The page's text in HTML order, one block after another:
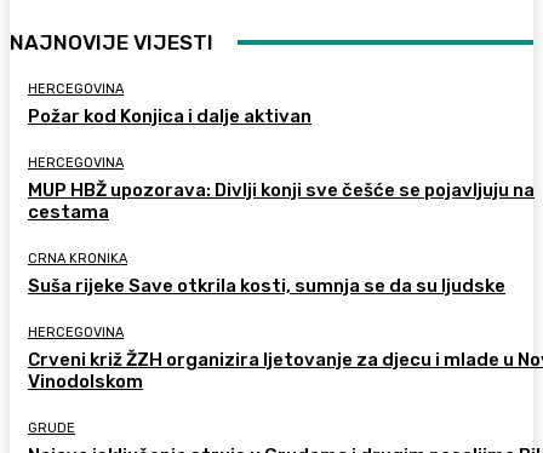
NAJNOVIJE VIJESTI
HERCEGOVINA
Požar kod Konjica i dalje aktivan
HERCEGOVINA
MUP HBŽ upozorava: Divlji konji sve češće se pojavljuju na
cestama
CRNA KRONIKA
Suša rijeke Save otkrila kosti, sumnja se da su ljudske
HERCEGOVINA
Crveni križ ŽZH organizira ljetovanje za djecu i mlade u
Vinodolskom
GRUDE